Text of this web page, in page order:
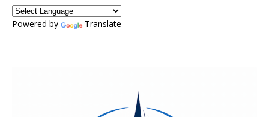
Powered by Translate